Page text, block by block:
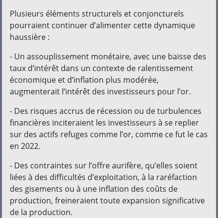
Plusieurs éléments structurels et conjoncturels
pourraient continuer d’alimenter cette dynamique
haussière :
- Un assouplissement monétaire, avec une baisse des
taux d’intérêt dans un contexte de ralentissement
économique et d’inflation plus modérée,
augmenterait l’intérêt des investisseurs pour l’or.
- Des risques accrus de récession ou de turbulences
financières inciteraient les investisseurs à se replier
sur des actifs refuges comme l’or, comme ce fut le cas
en 2022.
- Des contraintes sur l’offre aurifère, qu’elles soient
liées à des difficultés d’exploitation, à la raréfaction
des gisements ou à une inflation des coûts de
production, freineraient toute expansion significative
de la production.